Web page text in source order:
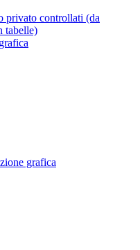
privato controllati (da
tabelle)
grafica